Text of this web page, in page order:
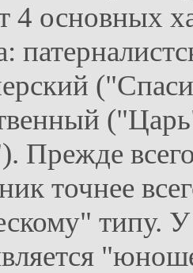
4 основных
Прежде
точнее
типу.